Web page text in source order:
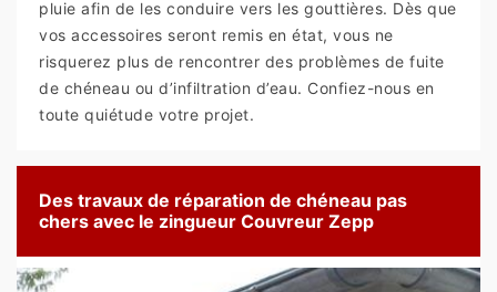
pluie afin de les conduire vers les gouttières. Dès que
vos accessoires seront remis en état, vous ne
risquerez plus de rencontrer des problèmes de fuite
de chéneau ou d’infiltration d’eau. Confiez-nous en
toute quiétude votre projet.
Des travaux de réparation de chéneau pas
chers avec le zingueur Couvreur Zepp